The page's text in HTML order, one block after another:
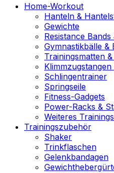
Home-Workout
Hanteln &
Gewichte
Resistance
Gymnastikbälle &
Trainingsmatten
Schlingentrainer
Springseile
Fitness-Gadgets
Power-Racks &
Weiteres
Trainingszubehör
Shaker
Trinkflaschen
Gelenkbandagen